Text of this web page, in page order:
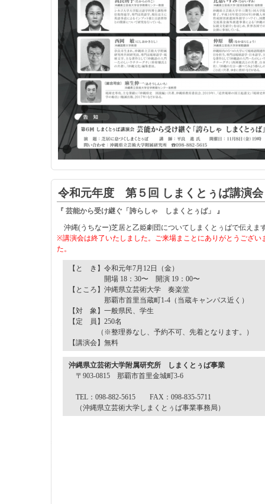
令和元年度 第５回 しまくとぅば講演会
『 芸能から受け継ぐ「誇らしゃ しまくとぅば」 』
沖縄(うちなー)芝居と乙姫劇団についてしまくとぅばで伝えま
※講演会は終了いたしました。ご来場まことにありがとうござい
た。
【と き】令和元年7月12日（金）
開場 18：30〜 開演 19：00〜
【ところ】沖縄県立芸術大学 奏楽堂
那覇市首里当蔵町1-4（当蔵キャンパス近く）
【対 象】一般県民、学生
【定 員】250名
（※整理券なし、予約不可、先着となります。）
【講演会】無料
沖縄県立芸術大学附属研究所 しまくとぅば事業
〒903-0815 那覇市首里金城町3-6
TEL：098-882-5615 FAX：098-835-5711
（沖縄県立芸術大学しまくとぅば事業事務局）